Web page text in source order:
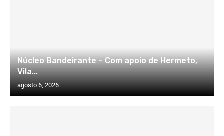
Núcleo Bandeirante – Com apoio de Hermeto,
Vila...
agosto 6, 2026